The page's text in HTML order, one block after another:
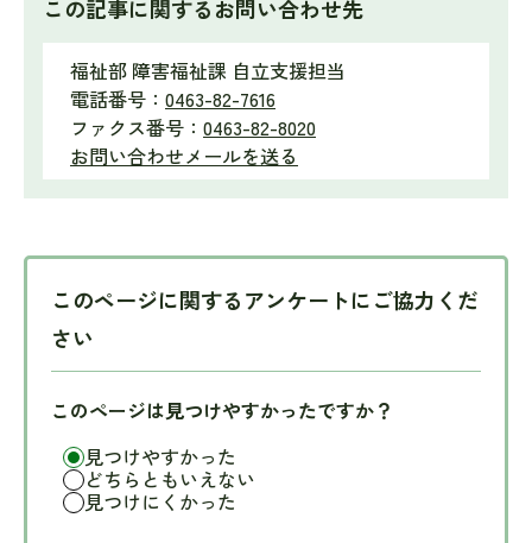
この記事に関するお問い合わせ先
福祉部 障害福祉課 自立支援担当
電話番号： 0463-82-7616
ファクス番号： 0463-82-8020
お問い合わせメールを送る
このページに関するアンケートにご協力くだ
さい
このページは見つけやすかったですか？
見つけやすかった
どちらともいえない
見つけにくかった